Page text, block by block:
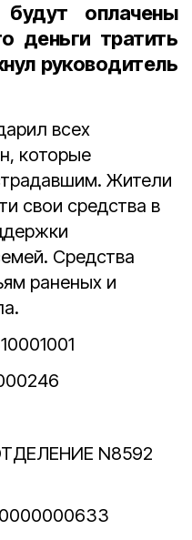
оплачены
деньги тратить
руководитель
всех
которые
Жители
свои средства в
Средства
раненых и
N8592